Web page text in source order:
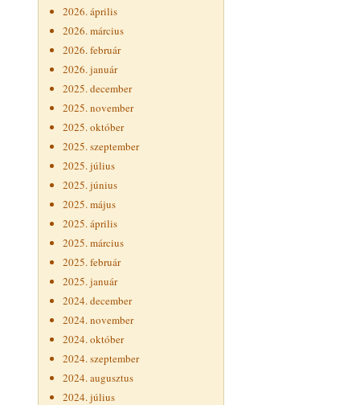
2026. április
2026. március
2026. február
2026. január
2025. december
2025. november
2025. október
2025. szeptember
2025. július
2025. június
2025. május
2025. április
2025. március
2025. február
2025. január
2024. december
2024. november
2024. október
2024. szeptember
2024. augusztus
2024. július